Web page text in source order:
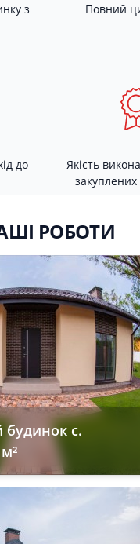
з
Повний
до
Якість
закуплених
РОБОТИ
с.